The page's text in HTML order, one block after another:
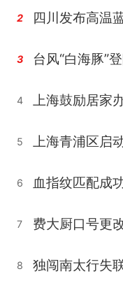
2 四川发布高温
3
4 上海鼓励居家
5 上海青浦区启
6
7
8 独闯南太行失